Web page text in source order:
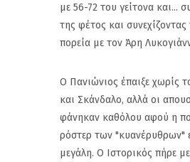
με 56-72 του γείτονα και...
της φέτος και
πορεία με τον Άρη
Ο Πανιώνιος έπαιξε χωρίς
και Σκάνδαλο, αλλά οι
φάνηκαν καθόλου αφού η
ρόστερ των "κυανέρυθρων"
μεγάλη. Ο Ιστορικός πήρε